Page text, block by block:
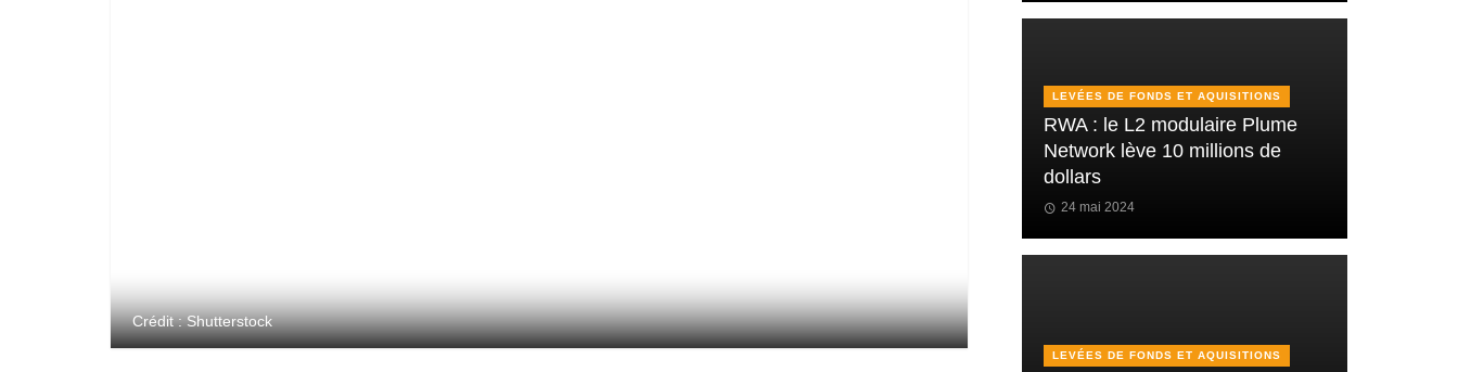
Crédit : Shutterstock
LEVÉES DE FONDS ET AQUISITIONS
RWA : le L2 modulaire Plume
Network lève 10 millions de
dollars
24 mai 2024
LEVÉES DE FONDS ET AQUISITIONS